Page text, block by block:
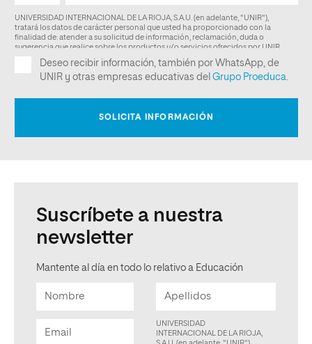
Suscríbete a nuestra
newsletter
Mantente al día en todo lo relativo a Educación